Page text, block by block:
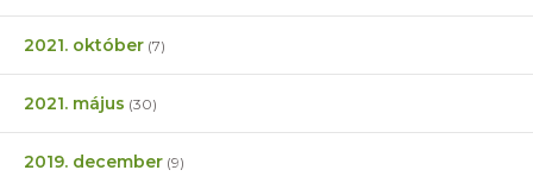
2021. október (7)
2021. május (30)
2019. december (9)